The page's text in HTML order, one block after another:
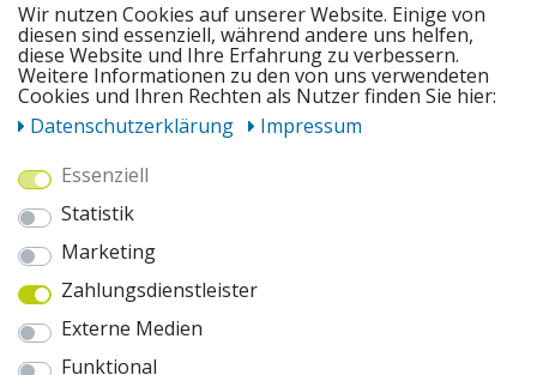
UNSERE ANGEBOTE
WIR VERSENDEN MIT
AUSZEICHNUNGEN & SICHERHEIT
© 2026 pentagonsports.de
Wir nutzen Cookies auf unserer Website. Einige von
diesen sind essenziell, während andere uns helfen,
diese Website und Ihre Erfahrung zu verbessern.
Weitere Informationen zu den von uns verwendeten
Cookies und Ihren Rechten als Nutzer finden Sie hier:
Daten­schutz­erklärung
Impressum
Essenziell
Statistik
Marketing
Zahlungsdienstleister
Externe Medien
Funktional